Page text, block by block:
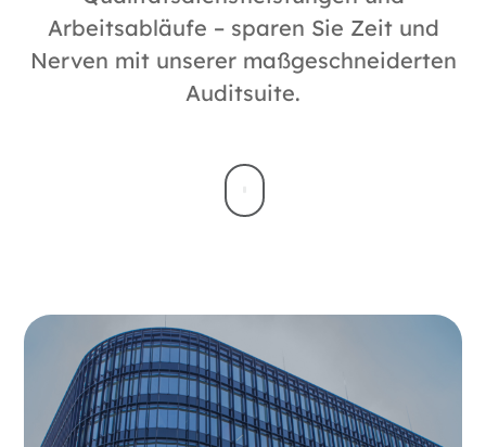
Arbeitsabläufe – sparen Sie Zeit und
Nerven mit unserer maßgeschneiderten
Auditsuite.